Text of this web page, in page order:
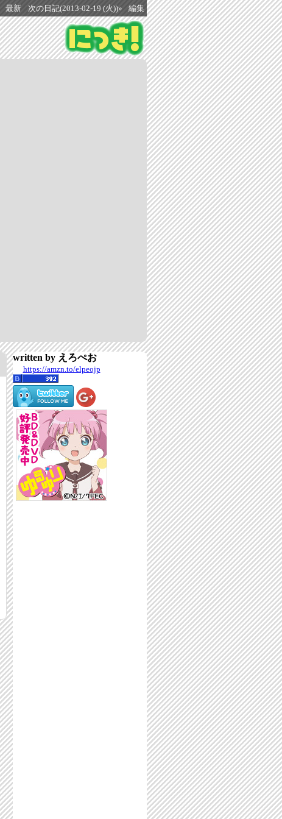
最新 次の日記(2013-02-19 (火))» 編集
written by えろぺお
https://amzn.to/elpeojp